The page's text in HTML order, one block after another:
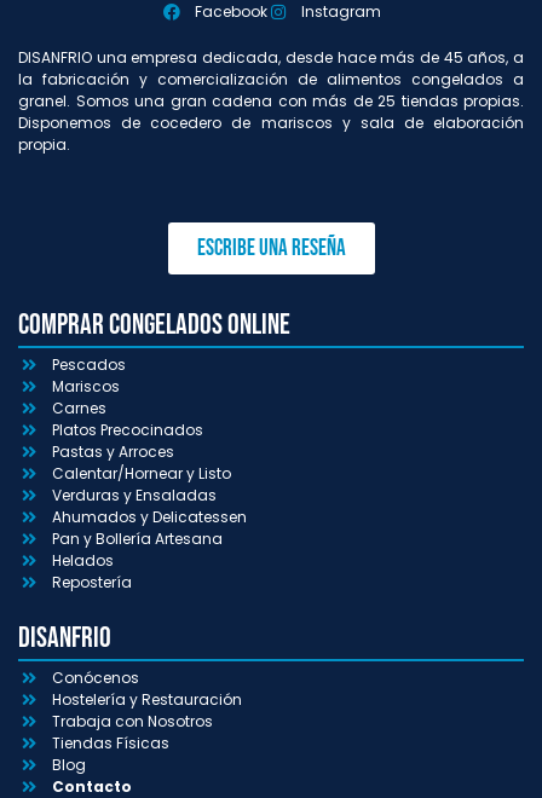
Facebook Instagram
DISANFRIO una empresa dedicada, desde hace más de 45 años, a
la fabricación y comercialización de alimentos congelados a
granel. Somos una gran cadena con más de 25 tiendas propias.
Disponemos de cocedero de mariscos y sala de elaboración
propia.
Escribe una reseña
Comprar congelados online
Pescados
Mariscos
Carnes
Platos Precocinados
Pastas y Arroces
Calentar/Hornear y Listo
Verduras y Ensaladas
Ahumados y Delicatessen
Pan y Bollería Artesana
Helados
Repostería
Disanfrio
Conócenos
Hostelería y Restauración
Trabaja con Nosotros
Tiendas Físicas
Blog
Contacto